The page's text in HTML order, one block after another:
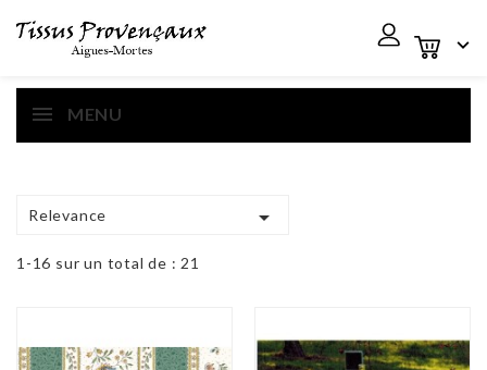

MENU
Relevance 
1-16 sur un total de : 21